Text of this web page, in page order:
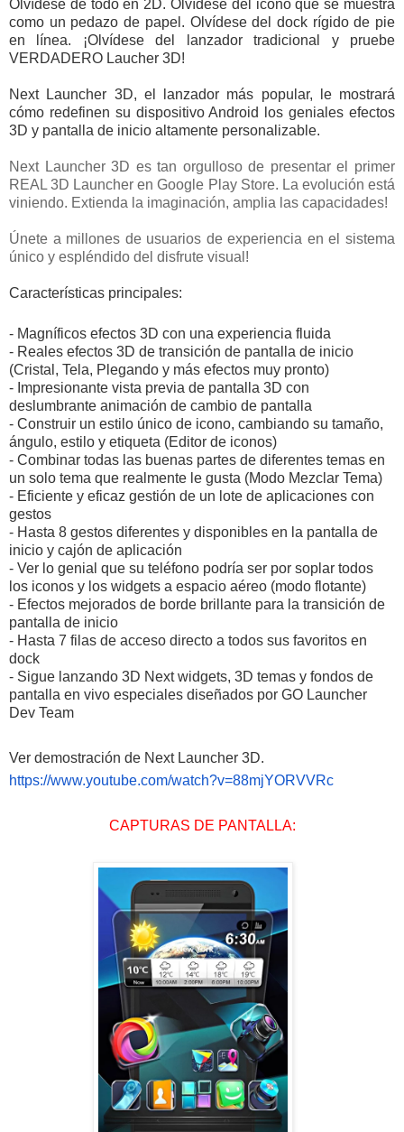
Olvídese de todo en 2D. Olvídese del icono que se muestra
como un pedazo de papel. Olvídese del dock rígido de pie
en línea. ¡Olvídese del lanzador tradicional y pruebe
VERDADERO Laucher 3D!
Next Launcher 3D, el lanzador más popular, le mostrará
cómo redefinen su dispositivo Android los geniales efectos
3D y pantalla de inicio altamente personalizable.
Next Launcher 3D es tan orgulloso de presentar el primer
REAL 3D Launcher en Google Play Store. La evolución está
viniendo. Extienda la imaginación, amplia las capacidades!
Únete a millones de usuarios de experiencia en el sistema
único y espléndido del disfrute visual!
Características principales:
- Magníficos efectos 3D con una experiencia fluida
- Reales efectos 3D de transición de pantalla de inicio
(Cristal, Tela, Plegando y más efectos muy pronto)
- Impresionante vista previa de pantalla 3D con
deslumbrante animación de cambio de pantalla
- Construir un estilo único de icono, cambiando su tamaño,
ángulo, estilo y etiqueta (Editor de iconos)
- Combinar todas las buenas partes de diferentes temas en
un solo tema que realmente le gusta (Modo Mezclar Tema)
- Eficiente y eficaz gestión de un lote de aplicaciones con
gestos
- Hasta 8 gestos diferentes y disponibles en la pantalla de
inicio y cajón de aplicación
- Ver lo genial que su teléfono podría ser por soplar todos
los iconos y los widgets a espacio aéreo (modo flotante)
- Efectos mejorados de borde brillante para la transición de
pantalla de inicio
- Hasta 7 filas de acceso directo a todos sus favoritos en
dock
- Sigue lanzando 3D Next widgets, 3D temas y fondos de
pantalla en vivo especiales diseñados por GO Launcher
Dev Team
Ver demostración de Next Launcher 3D.
https://www.youtube.com/watch?v=88mjYORVVRc
CAPTURAS DE PANTALLA: